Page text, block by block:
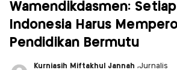
Wamendikdasmen:
Indonesia Harus
Pendidikan Bermutu
Kurniasih Miftakhul Jannah,Jurnalis